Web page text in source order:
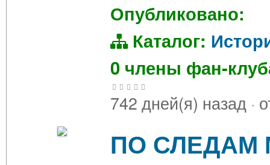
Опубликовано:
Каталог:
0 члены фан-
742 дней(я) назад ·
ПО СЛЕДАМ